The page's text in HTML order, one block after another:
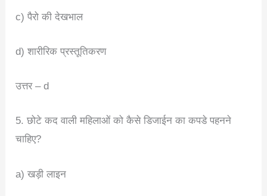
c) पैरो की देखभाल
d) शारीरिक प्रस्तूतिकरण
उत्तर – d
5. छोटे कद वाली महिलाओं को कैसे डिजाईन का कपडे पहनने
चाहिए?
a) खड़ी लाइन